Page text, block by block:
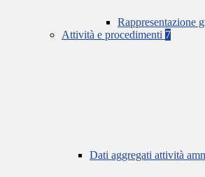
Rappresentazione
Attività e procedimenti 7
Dati aggregati attività